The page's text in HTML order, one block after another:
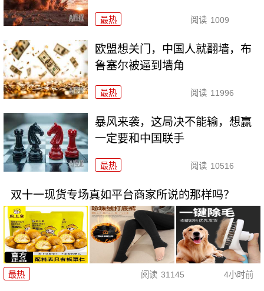
最热 阅读 1009
欧盟想关门，中国人就翻墙，布
鲁塞尔被逼到墙角
最热 阅读 11996
暴风来袭，这局决不能输，想赢
一定要和中国联手
最热 阅读 10516
双十一现货专场真如平台商家所说的那样吗？
最热 阅读 31145 4小时前